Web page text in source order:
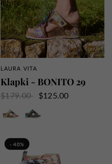
SZYBKI PRZEGLĄD
LAURA VITA
Klapki - BONITO 29
$179.00
$125.00
- 40%